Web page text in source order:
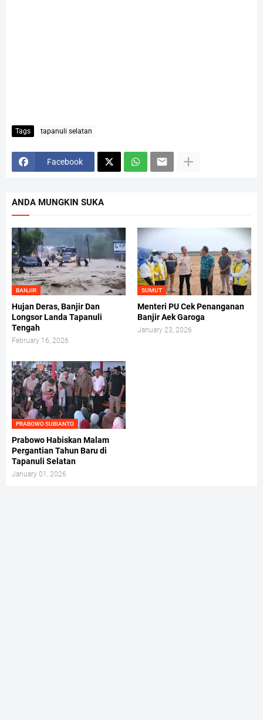
Tags tapanuli selatan
Facebook
ANDA MUNGKIN SUKA
BANJIR
Hujan Deras, Banjir Dan
Longsor Landa Tapanuli
Tengah
February 16, 2026
SUMUT
Menteri PU Cek Penanganan
Banjir Aek Garoga
January 23, 2026
PRABOWO SUBIANTO
Prabowo Habiskan Malam
Pergantian Tahun Baru di
Tapanuli Selatan
January 01, 2026